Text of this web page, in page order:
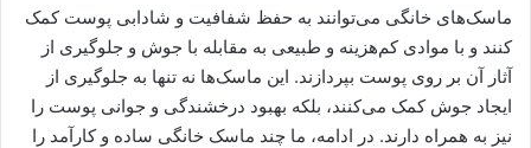
ماسک‌های خانگی می‌توانند به حفظ شفافیت و شادابی پوست کمک
کنند و با موادی کم‌هزینه و طبیعی به مقابله با جوش و جلوگیری از
آثار آن بر روی پوست بپردازند. این ماسک‌ها نه‌ تنها به جلوگیری از
ایجاد جوش کمک می‌کنند، بلکه بهبود درخشندگی و جوانی پوست را
نیز به همراه دارند. در ادامه، ما چند ماسک خانگی ساده و کارآمد را